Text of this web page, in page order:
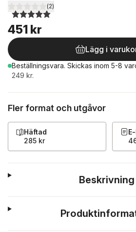
5,0utav 5 stjärnor. Totalt antal röster:
(2)
451 kr
Lägg i
Beställningsvara. Skickas inom 5-8
249 kr.
Fler format och utgåvor
Häftad
285 kr
Beskrivning